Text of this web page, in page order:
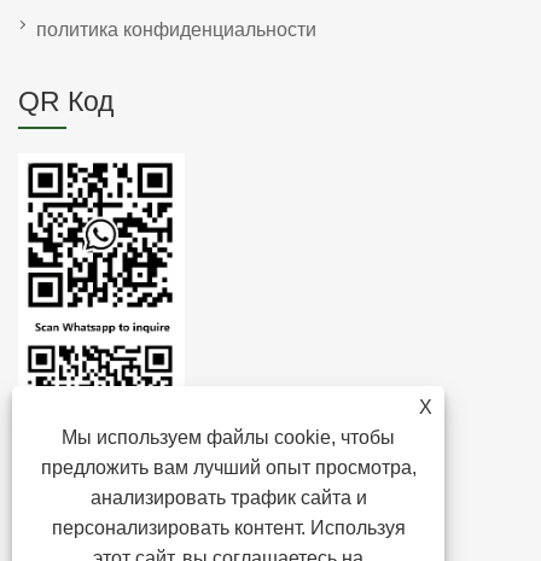
X
Мы используем файлы cookie, чтобы
предложить вам лучший опыт просмотра,
анализировать трафик сайта и
персонализировать контент. Используя
политика конфиденциальности
QR Код